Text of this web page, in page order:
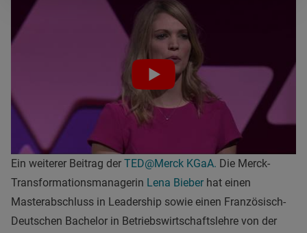
Ein weiterer Beitrag der TED@Merck KGaA. Die Merck-
Transformationsmanagerin Lena Bieber hat einen
Masterabschluss in Leadership sowie einen Französisch-
Deutschen Bachelor in Betriebswirtschaftslehre von der